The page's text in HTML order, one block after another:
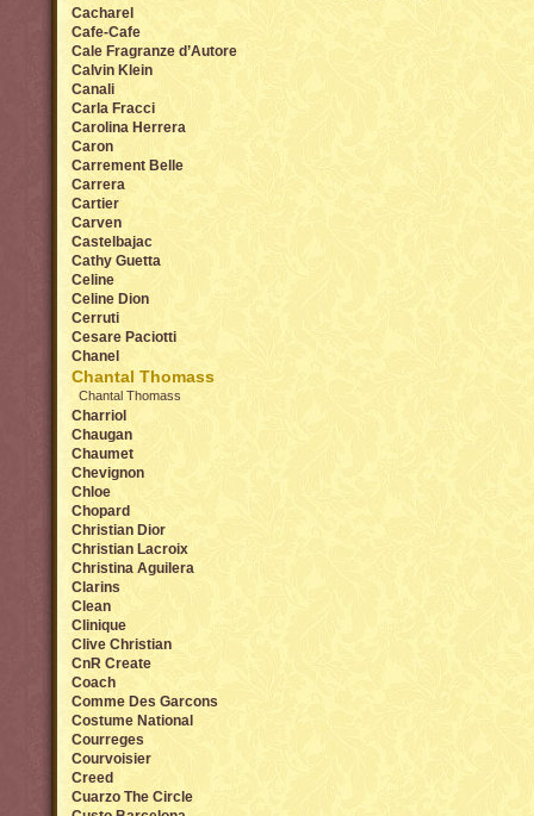
Cacharel
Cafe-Cafe
Cale Fragranze d’Autore
Calvin Klein
Canali
Carla Fracci
Carolina Herrera
Caron
Carrement Belle
Carrera
Cartier
Carven
Castelbajac
Cathy Guetta
Celine
Celine Dion
Cerruti
Cesare Paciotti
Chanel
Chantal Thomass
Chantal Thomass
Charriol
Chaugan
Chaumet
Chevignon
Chloe
Chopard
Christian Dior
Christian Lacroix
Christina Aguilera
Clarins
Clean
Clinique
Clive Christian
CnR Create
Coach
Comme Des Garcons
Costume National
Courreges
Courvoisier
Creed
Cuarzo The Circle